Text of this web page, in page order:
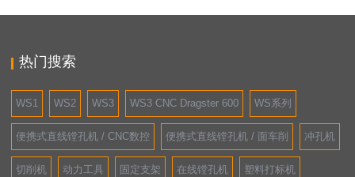
热门搜索
WS1 WS2 WS3 WS3 CNC Dragster 600 WS系列
便携式直线镗孔机 / CNC数控 便携式直线镗孔机 / 面车削 冲孔机
切削机 动力工具 固定支架 在线镗孔机 塑料打标机